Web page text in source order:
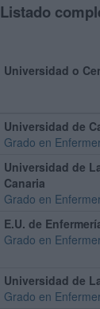
Listado
Universidad o
Universidad de
Grado en
Universidad de
Canaria
Grado en
E.U. de
Grado en
Universidad de
Grado en